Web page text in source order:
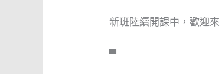
新班陸續開課中，歡迎
▀